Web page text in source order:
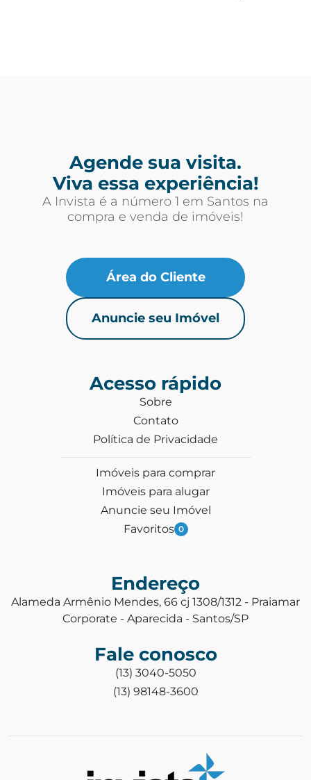
Agende sua visita.
Viva essa experiência!
A Invista é a número 1 em Santos na
compra e venda de imóveis!
Área do Cliente
Anuncie seu Imóvel
Acesso rápido
Sobre
Contato
Política de Privacidade
Imóveis para comprar
Imóveis para alugar
Anuncie seu Imóvel
Favoritos 0
Endereço
Alameda Armênio Mendes, 66 cj 1308/1312 - Praiamar
Corporate - Aparecida - Santos/SP
Fale conosco
(13) 3040-5050
(13) 98148-3600